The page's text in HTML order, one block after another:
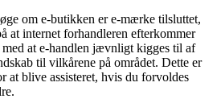
om e-butikken er e-mærke tilsluttet,
at internet forhandleren efterkommer
at e-handlen jævnligt kigges til af
til vilkårene på området. Dette er
at blive assisteret, hvis du forvoldes